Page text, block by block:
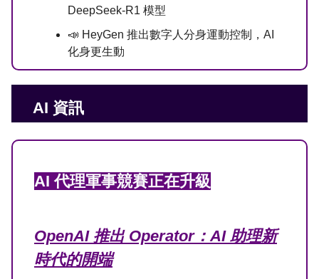
DeepSeek-R1 模型
📣 HeyGen 推出數字人分身運動控制，AI
化身更生動
AI 資訊
AI 代理軍事競賽正在升級
OpenAI 推出 Operator：AI 助理新
時代的開端